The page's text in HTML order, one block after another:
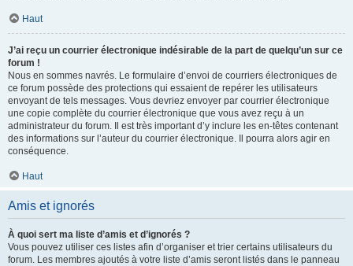
Haut
J’ai reçu un courrier électronique indésirable de la part de quelqu’un sur ce
forum !
Nous en sommes navrés. Le formulaire d’envoi de courriers électroniques de
ce forum possède des protections qui essaient de repérer les utilisateurs
envoyant de tels messages. Vous devriez envoyer par courrier électronique
une copie complète du courrier électronique que vous avez reçu à un
administrateur du forum. Il est très important d’y inclure les en-têtes contenant
des informations sur l’auteur du courrier électronique. Il pourra alors agir en
conséquence.
Haut
Amis et ignorés
À quoi sert ma liste d’amis et d’ignorés ?
Vous pouvez utiliser ces listes afin d’organiser et trier certains utilisateurs du
forum. Les membres ajoutés à votre liste d’amis seront listés dans le panneau